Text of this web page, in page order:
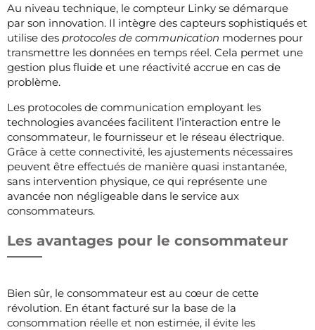
Au niveau technique, le compteur Linky se démarque
par son innovation. Il intègre des capteurs sophistiqués et
utilise des protocoles de communication modernes pour
transmettre les données en temps réel. Cela permet une
gestion plus fluide et une réactivité accrue en cas de
problème.
Les protocoles de communication employant les
technologies avancées facilitent l’interaction entre le
consommateur, le fournisseur et le réseau électrique.
Grâce à cette connectivité, les ajustements nécessaires
peuvent être effectués de manière quasi instantanée,
sans intervention physique, ce qui représente une
avancée non négligeable dans le service aux
consommateurs.
Les avantages pour le consommateur
Bien sûr, le consommateur est au cœur de cette
révolution. En étant facturé sur la base de la
consommation réelle et non estimée, il évite les